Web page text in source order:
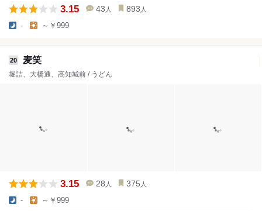
3.15 43 人 893 人
- ～￥999
20 麦笑
堀詰、大橋通、高知城前 / うどん
3.15 28 人 375 人
- ～￥999